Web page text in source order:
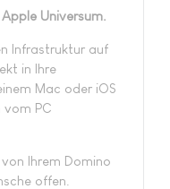
Universum.
Infrastruktur auf
in Ihre
Mac oder iOS
vom PC
Ihrem Domino
offen.